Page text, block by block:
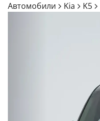
Aвтомобили Kia K5